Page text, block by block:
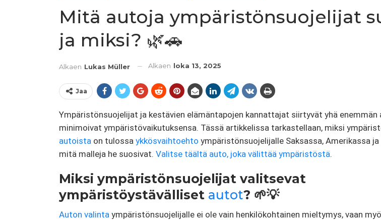
Mitä autoja ympäristönsuojelijat
ja miksi? 🌿🚗
Alkaen Lukas Müller Alkaen loka 13, 2025
Jaa
Ympäristönsuojelijat ja kestävien elämäntapojen kannattajat siirtyvät yhä enemmän
minimoivat ympäristövaikutuksensa. Tässä artikkelissa tarkastellaan, miksi
autoista on tulossa ykkösvaihtoehto ympäristönsuojelijalle Saksassa, Amerikassa ja
mitä malleja he suosivat. Valitse täältä auto, joka välittää ympäristöstä.
Miksi ympäristönsuojelijat valitsevat
ympäristöystävälliset autot? 🌱💡
Auton valinta ympäristönsuojelijalle ei ole vain henkilökohtainen mieltymys, vaan